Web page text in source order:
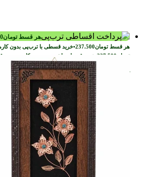
هر قسطتومان
هر قسطتومان237.500
•خرید قسطی با ترب‌پی بدون
تومان 237.500 خرید قسطی با ترب‌پی بدون کارمزد هر
قسطی با ترب‌پی بدون کارمزدهر قسطتومان237.500